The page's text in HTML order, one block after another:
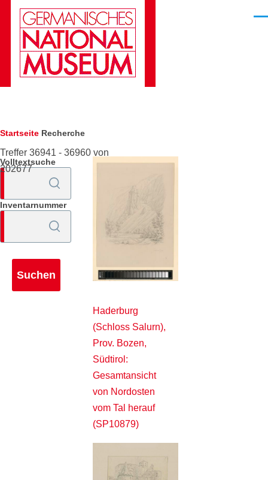
Direkt zum Inhalt
Pfadnavigation
Startseite Recherche
Treffer 36941 - 36960 von
202677
Volltextsuche
Inventarnummer
Haderburg
(Schloss Salurn),
Prov. Bozen,
Südtirol:
Gesamtansicht
von Nordosten
vom Tal herauf
(SP10879)